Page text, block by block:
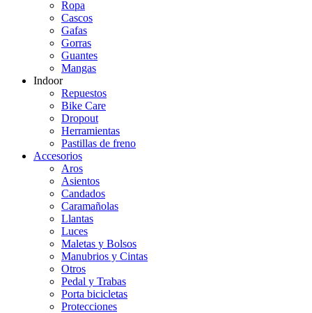
Ropa
Cascos
Gafas
Gorras
Guantes
Mangas
Indoor
Repuestos
Bike Care
Dropout
Herramientas
Pastillas de freno
Accesorios
Aros
Asientos
Candados
Caramañolas
Llantas
Luces
Maletas y Bolsos
Manubrios y Cintas
Otros
Pedal y Trabas
Porta bicicletas
Protecciones